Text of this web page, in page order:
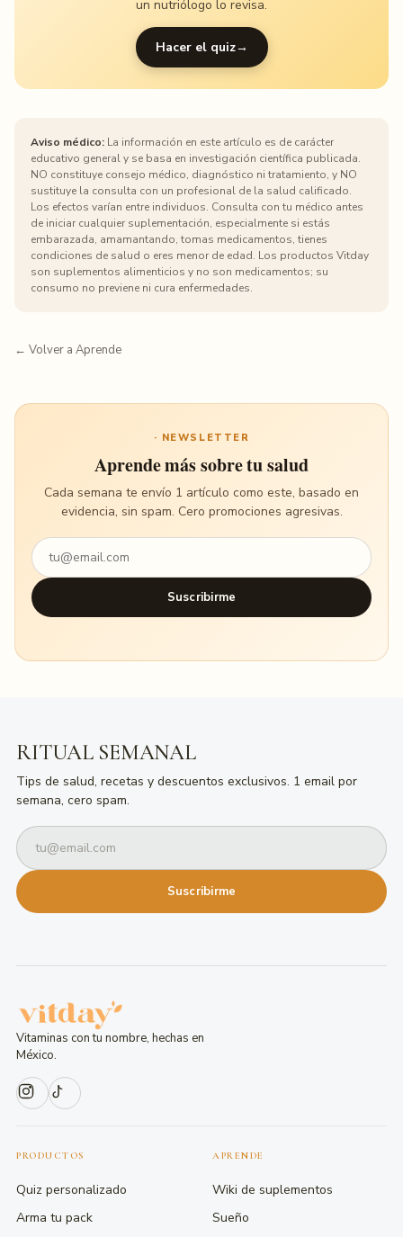
un nutriólogo lo revisa.
Hacer el quiz→
Aviso médico: La información en este artículo es de carácter
educativo general y se basa en investigación científica publicada.
NO constituye consejo médico, diagnóstico ni tratamiento, y NO
sustituye la consulta con un profesional de la salud calificado.
Los efectos varían entre individuos. Consulta con tu médico antes
de iniciar cualquier suplementación, especialmente si estás
embarazada, amamantando, tomas medicamentos, tienes
condiciones de salud o eres menor de edad. Los productos Vitday
son suplementos alimenticios y no son medicamentos; su
consumo no previene ni cura enfermedades.
← Volver a Aprende
· NEWSLETTER
Aprende más sobre tu salud
Cada semana te envío 1 artículo como este, basado en
evidencia, sin spam. Cero promociones agresivas.
Suscribirme
RITUAL SEMANAL
Tips de salud, recetas y descuentos exclusivos. 1 email por
semana, cero spam.
Suscribirme
Vitaminas con tu nombre, hechas en
México.
PRODUCTOS
Quiz personalizado
Arma tu pack
APRENDE
Wiki de suplementos
Sueño